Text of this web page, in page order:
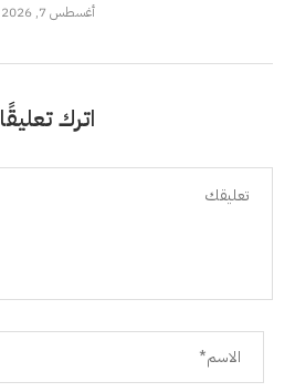
أغسطس 7, 2026
اترك تعليقًا